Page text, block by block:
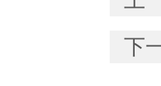
下